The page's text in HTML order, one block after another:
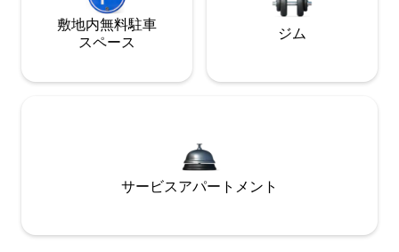
敷地内無料駐⁠車
ス⁠ペ⁠ー⁠ス
ジム
サービスアパートメント